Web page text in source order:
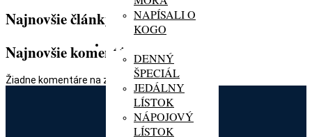
NAPÍSALI O
KOGO
DENNÝ
ŠPECIÁL
JEDÁLNY
LÍSTOK
NÁPOJOVÝ
LÍSTOK
Najnovšie články
Najnovšie komentáre
Žiadne komentáre na zobrazenie.